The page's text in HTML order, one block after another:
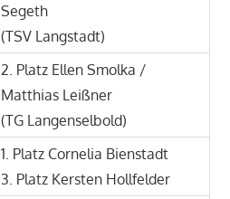
Segeth
(TSV Langstadt)
2. Platz Ellen Smolka /
Matthias Leißner
(TG Langenselbold)
1. Platz Cornelia Bienstadt
3. Platz Kersten Hollfelder